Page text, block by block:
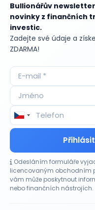
Bullionářův
novinky z finančních
investic.
Zadejte své údaje a
ZDARMA!
Odesláním formuláře
licencovaným obchodním
vám může poskytnout
nebo finančních nástrojích.
Aktuální
CO HÝBE TRHEM
Objednávky